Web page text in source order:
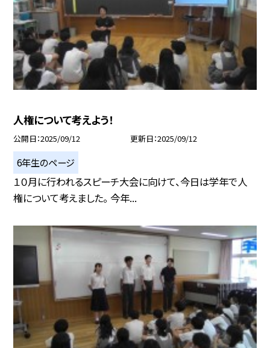
人権について考えよう！
公開日 2025/09/12 更新日 2025/09/12
6年生のページ
１０月に行われるスピーチ大会に向けて、今日は学年で人
権について考えました。 今年...